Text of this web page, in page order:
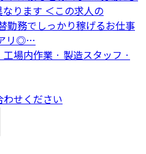
ります ＜この求人の
勤務でしっかり稼げるお仕事
リ◎…
場内作業 · 製造スタッフ ·
せください